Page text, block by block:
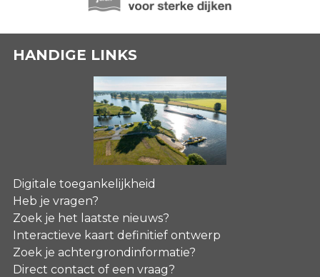
HANDIGE LINKS
Digitale toegankelijkheid
Heb je vragen?
Zoek je het laatste nieuws?
Interactieve kaart definitief ontwerp
Zoek je achtergrondinformatie?
Direct contact of een vraag?